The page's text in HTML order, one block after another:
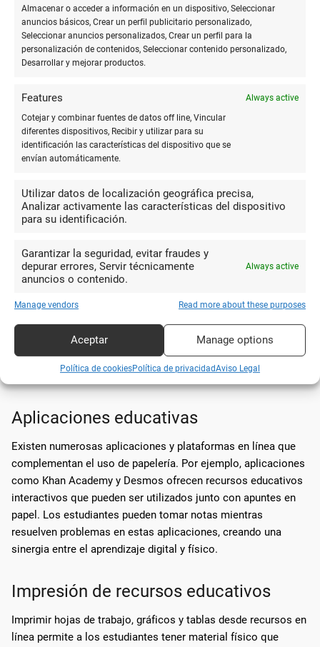
Almacenar o acceder a información en un dispositivo, Seleccionar
anuncios básicos, Crear un perfil publicitario personalizado,
Seleccionar anuncios personalizados, Crear un perfil para la
personalización de contenidos, Seleccionar contenido personalizado,
Desarrollar y mejorar productos.
Features
Always active
Cotejar y combinar fuentes de datos off line, Vincular
diferentes dispositivos, Recibir y utilizar para su
identificación las características del dispositivo que se
envían automáticamente.
Utilizar datos de localización geográfica precisa,
Analizar activamente las características del dispositivo
para su identificación.
Garantizar la seguridad, evitar fraudes y
depurar errores, Servir técnicamente
anuncios o contenido.
Always active
Manage vendors Read more about these purposes
Aceptar Manage options
Política de cookiesPolítica de privacidadAviso Legal
La **práctica repetitiva** es clave para dominar cualquier
habilidad, y las matemáticas no son una excepción. Crear
hojas de ejercicios personalizadas permite a los estudiantes
practicar una variedad de problemas y reforzar su
específicamente para abordar áreas de dificultad identificadas
previamente.
Revisión y corrección
errores son pasos cruciales en el aprendizaje. Utilizar
diferentes colores de lápiz o bolígrafo para corregir los
entre sus soluciones originales y las correcciones.
Uso de tecnología y papelería
juntos
La combinación de **tecnología** y **papelería** crea un
entorno de aprendizaje más robusto y efectivo.
Aplicaciones educativas
Existen numerosas aplicaciones y plataformas en línea que
complementan el uso de papelería. Por ejemplo, aplicaciones
como Khan Academy y Desmos ofrecen recursos educativos
interactivos que pueden ser utilizados junto con apuntes en
papel. Los estudiantes pueden tomar notas mientras
resuelven problemas en estas aplicaciones, creando una
sinergia entre el aprendizaje digital y físico.
Impresión de recursos educativos
Imprimir hojas de trabajo, gráficos y tablas desde recursos en
línea permite a los estudiantes tener material físico que